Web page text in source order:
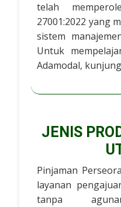
telah
27001:2022 yang
sistem
Untuk
Adamodal,
JENIS
Pinjaman
layanan
tanpa